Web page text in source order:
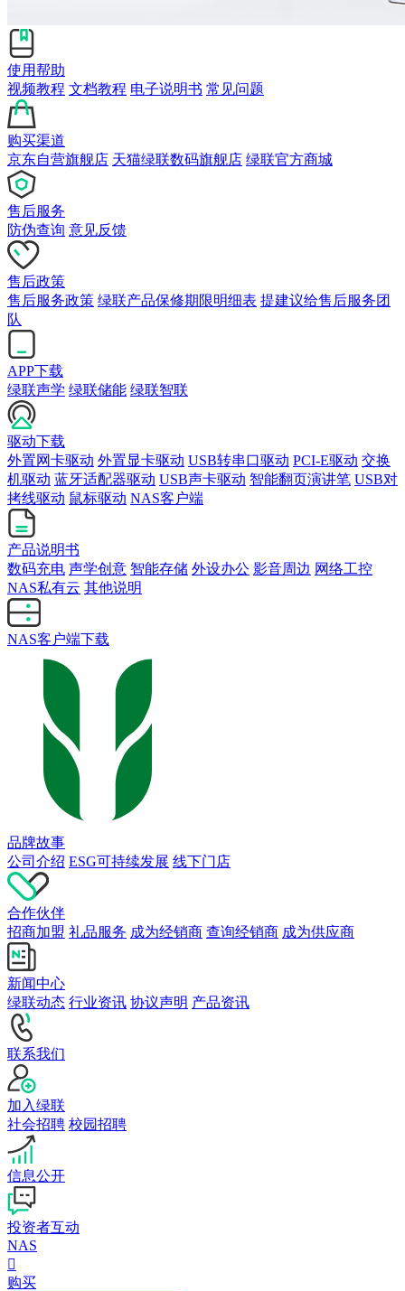
使用帮助
视频教程 文档教程 电子说明书 常见问题
购买渠道
京东自营旗舰店 天猫绿联数码旗舰店 绿联官方商城
售后服务
防伪查询 意见反馈
售后政策
售后服务政策 绿联产品保修期限明细表 提建议给售后服务团
队
APP下载
绿联声学 绿联储能 绿联智联
驱动下载
外置网卡驱动 外置显卡驱动 USB转串口驱动 PCI-E驱动 交换
机驱动 蓝牙适配器驱动 USB声卡驱动 智能翻页演讲笔 USB对
拷线驱动 鼠标驱动 NAS客户端
产品说明书
数码充电 声学创意 智能存储 外设办公 影音周边 网络工控
NAS私有云 其他说明
NAS客户端下载
品牌故事
公司介绍 ESG可持续发展 线下门店
合作伙伴
招商加盟 礼品服务 成为经销商 查询经销商 成为供应商
新闻中心
绿联动态 行业资讯 协议声明 产品资讯
联系我们
加入绿联
社会招聘 校园招聘
信息公开
投资者互动
NAS

购买